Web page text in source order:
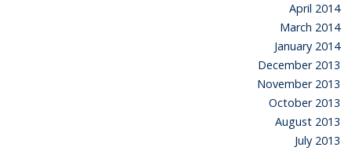
April 2014
March 2014
January 2014
December 2013
November 2013
October 2013
August 2013
July 2013